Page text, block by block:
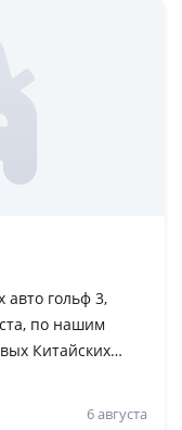
гольф 3,
по нашим
Китайских
без проблем.
легенда,
6 августа